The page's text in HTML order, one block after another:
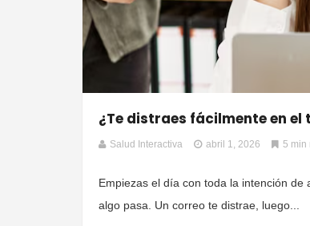
¿Te distraes fácilmente en el
Salud Interactiva abril 1, 2026 5 min
Empiezas el día con toda la intención
algo pasa. Un correo te distrae, luego...